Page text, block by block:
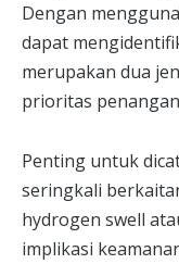
Dengan
dapat
merupakan dua
prioritas
Penting untuk
seringkali
hydrogen swell
implikasi